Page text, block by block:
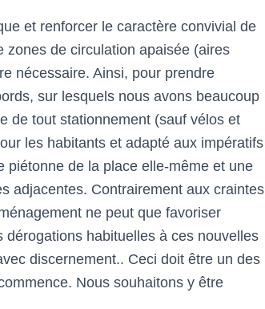
et renforcer le caractère convivial de
zones de circulation apaisée (aires
nécessaire. Ainsi, pour prendre
sur lesquels nous avons beaucoup
de tout stationnement (sauf vélos et
les habitants et adapté aux impératifs
piétonne de la place elle-même et une
adjacentes. Contrairement aux craintes
ne peut que favoriser
dérogations habituelles à ces nouvelles
discernement.. Ceci doit être un des
Nous souhaitons y être